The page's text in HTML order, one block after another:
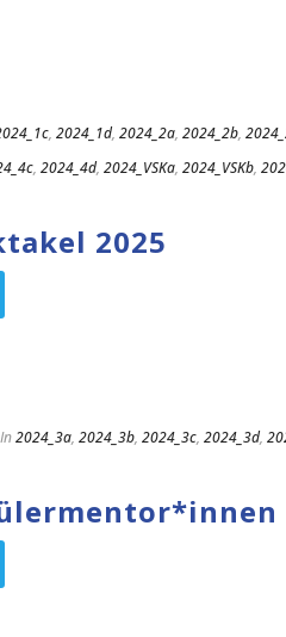
, 2024_1d, 2024_2a, 2024_2b,
, 2024_4d, 2024_VSKa, 2024_VSKb,
2025
In2024_3a, 2024_3b, 2024_3c, 2024_3d,